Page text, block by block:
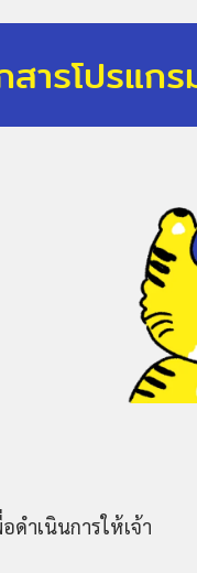
สารโปรแก
ดำเนินการให้เจ้า